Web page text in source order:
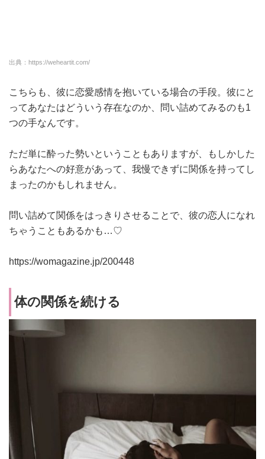
出典：https://weheartit.com/
こちらも、彼に恋愛感情を抱いている場合の手段。彼にと
ってあなたはどういう存在なのか、問い詰めてみるのも1
つの手なんです。
ただ単に酔った勢いということもありますが、もしかした
らあなたへの好意があって、我慢できずに関係を持ってし
まったのかもしれません。
問い詰めて関係をはっきりさせることで、彼の恋人になれ
ちゃうこともあるかも…♡
https://womagazine.jp/200448
体の関係を続ける